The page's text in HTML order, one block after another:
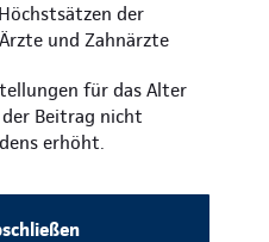
der
und Zahnärzte
für das Alter
Beitrag nicht
erhöht.